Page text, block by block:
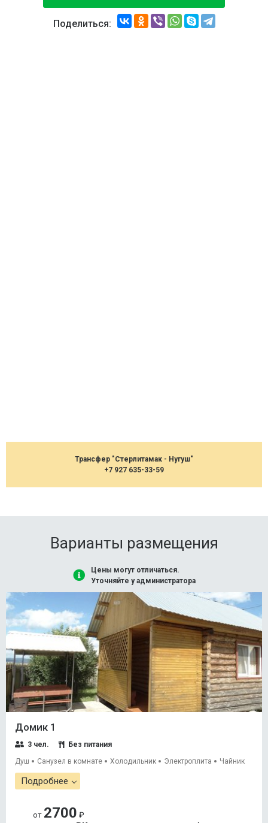
Поделиться:
Трансфер "Стерлитамак - Нугуш"
+7 927 635-33-59
Варианты размещения
Цены могут отличаться.
Уточняйте у администратора
Домик 1
3 чел.
Без питания
Душ
Санузел в комнате Холодильник Электроплита Чайник
Подробнее
от 2700 ₽